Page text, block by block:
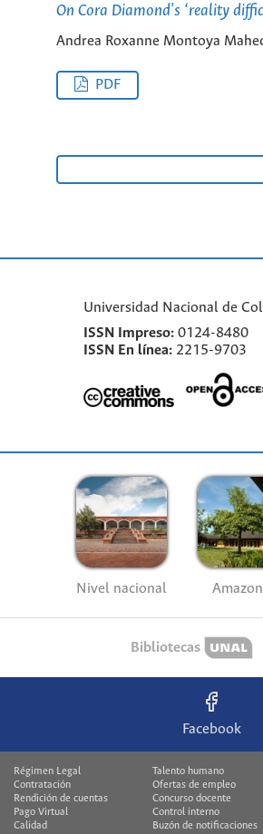
On Cora Diamond's ‘reality
Andrea Roxanne Montoya
PDF
Universidad Nacional de
ISSN Impreso: 0124-8480
ISSN En línea: 2215-9703
Nivel nacional
Bibliotecas
Facebook
Régimen Legal
Talento humano
Contratación
Ofertas de empleo
Rendición de cuentas
Concurso docente
Pago Virtual
Control interno
Calidad
Buzón de notificaciones